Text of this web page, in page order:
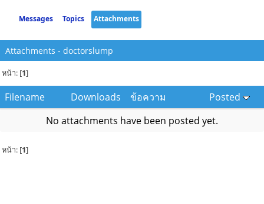
Messages Topics Attachments
Attachments - doctorslump
หน้า: [1]
Filename Downloads ข้อความ
Posted
No attachments have been posted yet.
หน้า: [1]